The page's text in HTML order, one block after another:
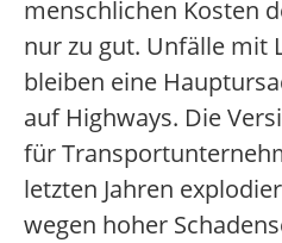
menschlichen Kosten
nur zu gut. Unfälle mit
bleiben eine
auf Highways. Die
für
letzten Jahren
wegen hoher